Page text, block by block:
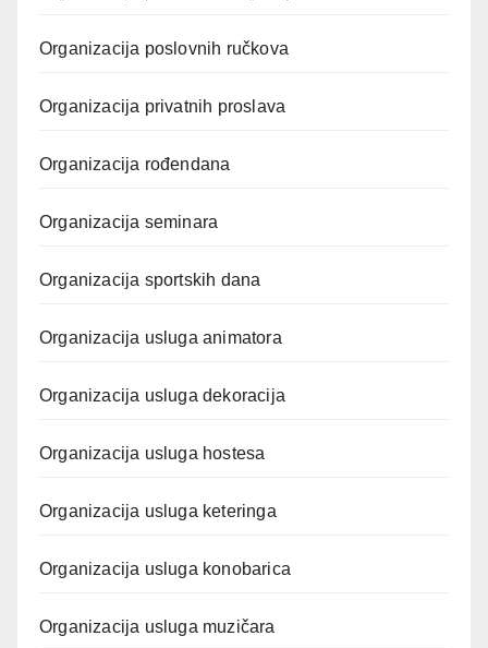
Organizacija poslovnih ručkova
Organizacija privatnih proslava
Organizacija rođendana
Organizacija seminara
Organizacija sportskih dana
Organizacija usluga animatora
Organizacija usluga dekoracija
Organizacija usluga hostesa
Organizacija usluga keteringa
Organizacija usluga konobarica
Organizacija usluga muzičara